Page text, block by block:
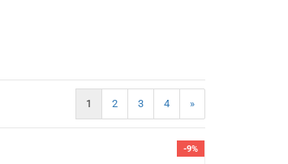
1 2 3 4 »
-9%